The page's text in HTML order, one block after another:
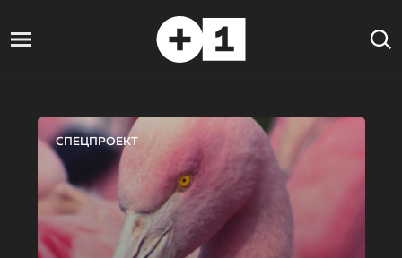
СПЕЦПРОЕКТ